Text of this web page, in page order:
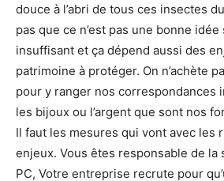
douce à l’abri de tous ces insectes
pas que ce n’est pas une bonne idée
insuffisant et ça dépend aussi des
patrimoine à protéger. On n’achète
pour y ranger nos correspondances
les bijoux ou l’argent que sont nos
Il faut les mesures qui vont avec les
enjeux. Vous êtes responsable de la
PC, Votre entreprise recrute pour